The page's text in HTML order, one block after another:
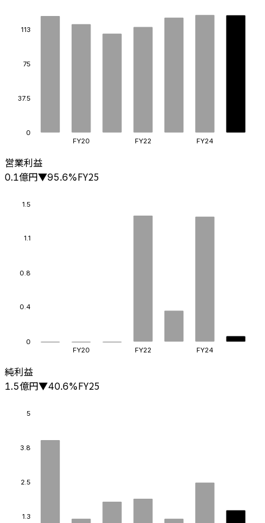
0
37.5
75
113
FY20 FY22 FY24
営業利益
0.1億円▼95.6%FY25
0
0.4
0.8
1.1
1.5
FY20 FY22 FY24
純利益
1.5億円▼40.6%FY25
1.3
2.5
3.8
5